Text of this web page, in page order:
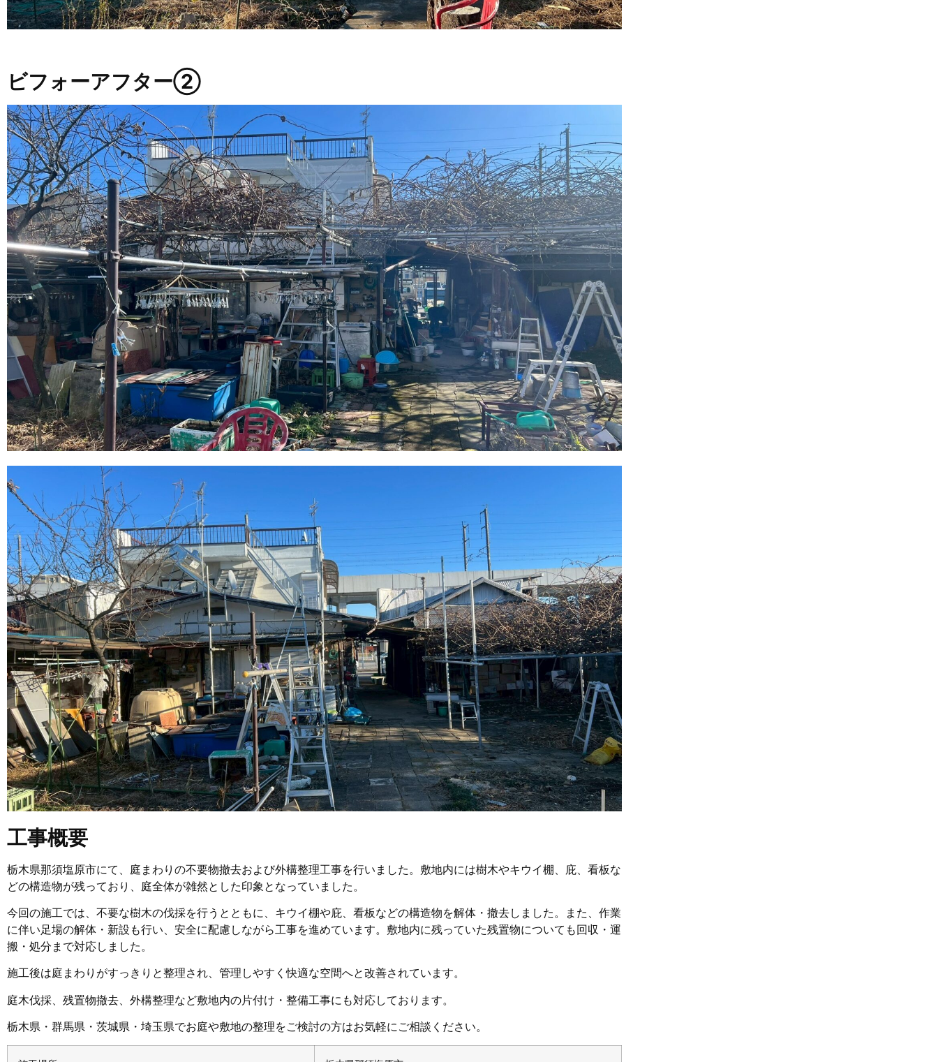
ビフォーアフター②
工事概要
栃木県那須塩原市にて、庭まわりの不要物撤去および外構整理工事を行いました。敷地内には樹木やキウイ棚、庇、看板な
どの構造物が残っており、庭全体が雑然とした印象となっていました。
今回の施工では、不要な樹木の伐採を行うとともに、キウイ棚や庇、看板などの構造物を解体・撤去しました。また、作業
に伴い足場の解体・新設も行い、安全に配慮しながら工事を進めています。敷地内に残っていた残置物についても回収・運
搬・処分まで対応しました。
施工後は庭まわりがすっきりと整理され、管理しやすく快適な空間へと改善されています。
庭木伐採、残置物撤去、外構整理など敷地内の片付け・整備工事にも対応しております。
栃木県・群馬県・茨城県・埼玉県でお庭や敷地の整理をご検討の方はお気軽にご相談ください。